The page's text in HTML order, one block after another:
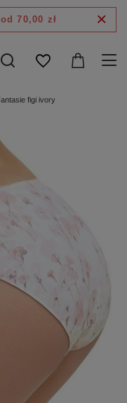
od 70,00 zł
figi ivory